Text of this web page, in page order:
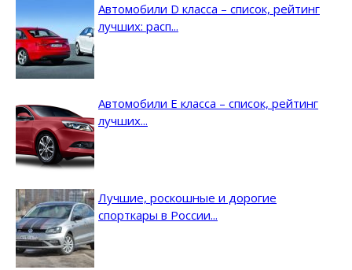
Автомобили D класса – список, рейтинг
лучших: расп...
Автомобили E класса – список, рейтинг
лучших...
Лучшие, роскошные и дорогие
спорткары в России...